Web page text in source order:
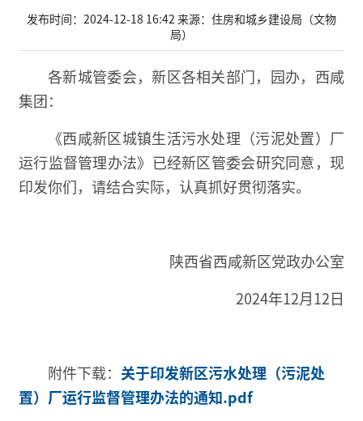
发布时间：2024-12-18 16:42 来源：住房和城乡建设局（文物
局）
各新城管委会，新区各相关部门，园办，西咸
集团：
《西咸新区城镇生活污水处理（污泥处置）厂
运行监督管理办法》已经新区管委会研究同意，现
印发你们，请结合实际，认真抓好贯彻落实。
陕西省西咸新区党政办公室
2024年12月12日
附件下载： 关于印发新区污水处理（污泥处
置）厂运行监督管理办法的通知.pdf